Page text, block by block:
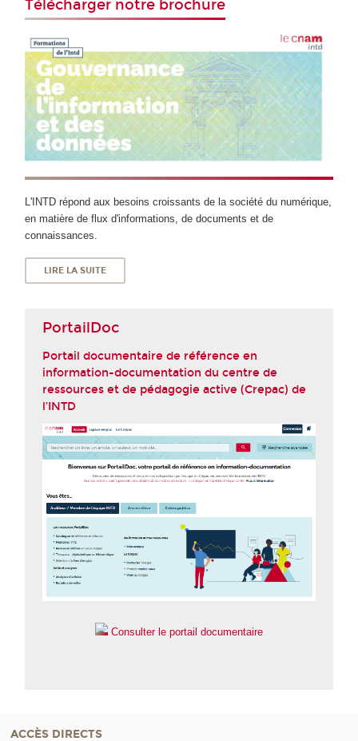
Télécharger notre brochure
L'INTD répond aux besoins croissants de la société du numérique,
en matière de flux d'informations, de documents et de
connaissances.
LIRE LA SUITE
PortailDoc
Portail documentaire de référence en
information-documentation du centre de
ressources et de pédagogie active (Crepac) de
l’INTD
Consulter le portail documentaire
ACCÈS DIRECTS